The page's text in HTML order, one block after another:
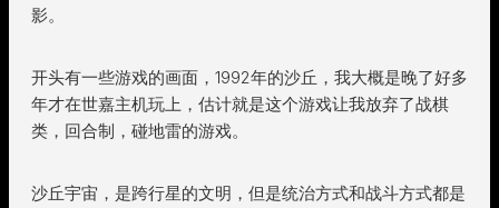
影。
开头有一些游戏的画面，1992年的沙丘，我大概是晚了好多
年才在世嘉主机玩上，估计就是这个游戏让我放弃了战棋
类，回合制，碰地雷的游戏。
沙丘宇宙，是跨行星的文明，但是统治方式和战斗方式都是